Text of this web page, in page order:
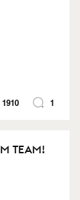
1910 1
TEAM!